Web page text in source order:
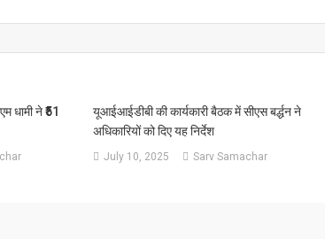
धामी ने ₹51
यूआईआईडीबी की कार्यकारी बैठक में सीएस बर्द्धन ने
अधिकारियों को दिए यह निर्देश
July 10, 2025 Sarv Samachar